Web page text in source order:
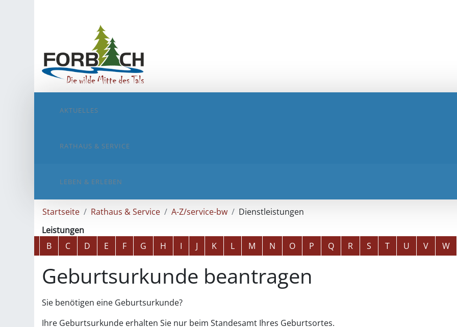
AKTUELLES
RATHAUS & SERVICE
LEBEN & ERLEBEN
Startseite Rathaus & Service A-Z/service-bw
Dienstleistungen
Leistungen
Alphabetisches Register überspringen
B C D E F G H I J K L M N O P Q R S T U V W
Geburtsurkunde beantragen
Sie benötigen eine Geburtsurkunde?
Ihre Geburtsurkunde erhalten Sie nur beim Standesamt Ihres Geburtsortes.